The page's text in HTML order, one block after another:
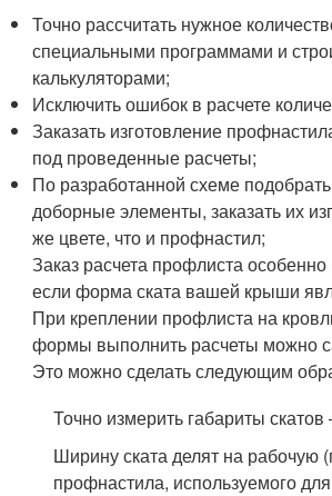
Точно рассчитать нужное
специальными программами и
калькуляторами;
Исключить ошибок в расчете
Заказать изготовление
под проведенные расчеты;
По разработанной схеме
доборные элементы, заказать их
же цвете, что и профнастил;
Заказ расчета профлиста особенно
если форма ската вашей крыши
При креплении профлиста на
формы выполнить расчеты можно
Это можно сделать следующим
Точно измерить габариты
Ширину ската делят на рабочую
профнастила, используемого